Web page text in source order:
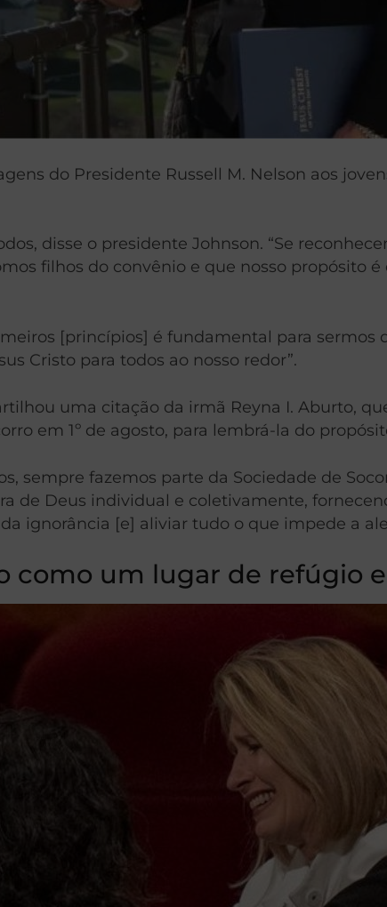
do Presidente Russell M. Nelson aos
disse o presidente Johnson. “Se
filhos do convênio e que nosso propósito
[princípios] é fundamental para sermos
Cristo para todos ao nosso redor”.
uma citação da irmã Reyna I. Aburto,
em 1º de agosto, para lembrá-la do
sempre fazemos parte da Sociedade de
de Deus individual e coletivamente,
ignorância [e] aliviar tudo o que impede a
como um lugar de refúgio